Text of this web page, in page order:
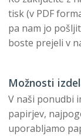
tisk (v PDF
pa nam jo
boste prejeli v
Možnosti
V naši ponudbi
papirjev,
uporabljamo